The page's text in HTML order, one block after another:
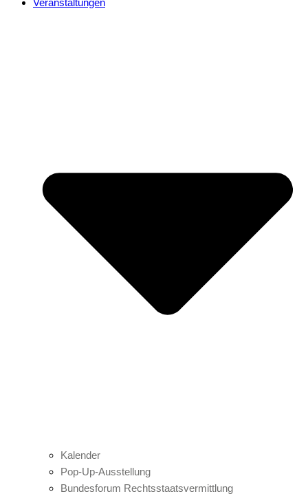
Veranstaltungen
Kalender
Pop-Up-Ausstellung
Bundesforum Rechtsstaatsvermittlung